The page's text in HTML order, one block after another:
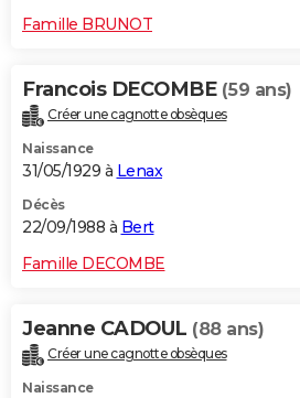
Famille BRUNOT
Francois DECOMBE (59 ans)
Créer une cagnotte obsèques
Naissance
31/05/1929 à Lenax
Décès
22/09/1988 à Bert
Famille DECOMBE
Jeanne CADOUL (88 ans)
Créer une cagnotte obsèques
Naissance